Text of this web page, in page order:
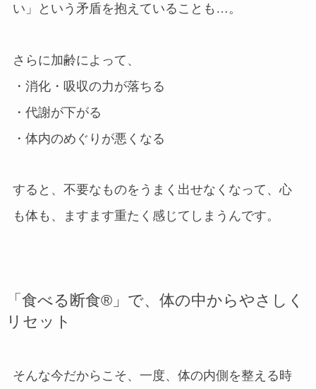
い」という矛盾を抱えていることも…。
さらに加齢によって、
・消化・吸収の力が落ちる
・代謝が下がる
・体内のめぐりが悪くなる
すると、不要なものをうまく出せなくなって、心
も体も、ますます重たく感じてしまうんです。
「食べる断食®︎」で、体の中からやさしく
リセット
そんな今だからこそ、一度、体の内側を整える時